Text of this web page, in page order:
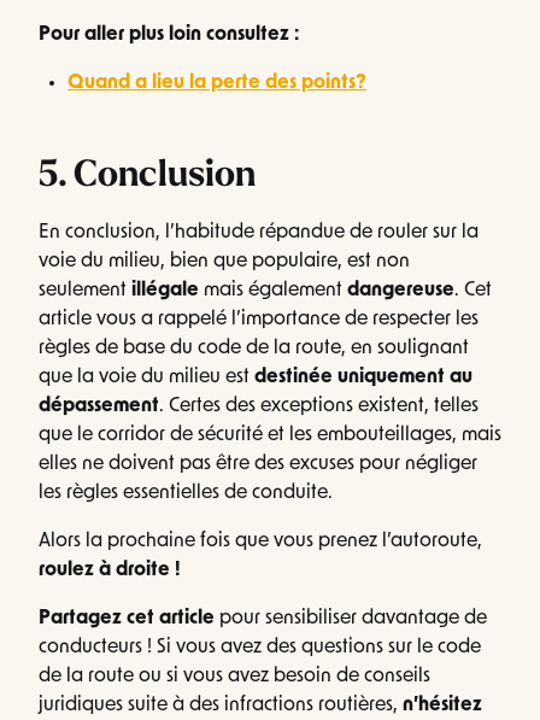
Pour aller plus loin consultez :
Quand a lieu la perte des points?
5. Conclusion
En conclusion, l’habitude répandue de rouler sur la
voie du milieu, bien que populaire, est non
seulement illégale mais également dangereuse. Cet
article vous a rappelé l’importance de respecter les
règles de base du code de la route, en soulignant
que la voie du milieu est destinée uniquement au
dépassement. Certes des exceptions existent, telles
que le corridor de sécurité et les embouteillages, mais
elles ne doivent pas être des excuses pour négliger
les règles essentielles de conduite.
Alors la prochaine fois que vous prenez l’autoroute,
roulez à droite !
Partagez cet article pour sensibiliser davantage de
conducteurs ! Si vous avez des questions sur le code
de la route ou si vous avez besoin de conseils
juridiques suite à des infractions routières, n’hésitez